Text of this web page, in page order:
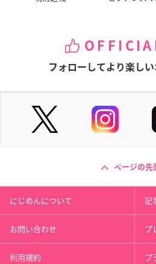
フォローしてより楽しい
ページの先
にじめんについて 記
お問い合わせ プ
利用規約 プ